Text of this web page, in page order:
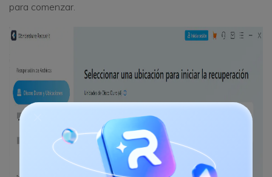
para comenzar.